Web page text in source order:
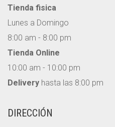
Tienda fisica
Lunes a Domingo
8:00 am - 8:00 pm
Tienda Online
10:00 am - 10:00 pm
Delivery hasta las 8:00 pm
DIRECCIÓN